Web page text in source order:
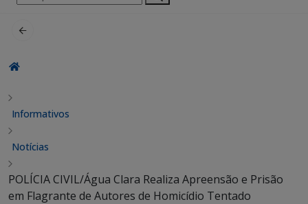
por:
Informativos
Notícias
POLÍCIA CIVIL/Água Clara Realiza Apreensão e Prisão
em Flagrante de Autores de Homicídio Tentado